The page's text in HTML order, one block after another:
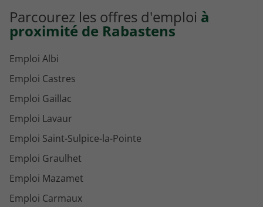
Emploi Maître nageur Rabastens
Parcourez les offres d'emploi à
proximité de Rabastens
Emploi Albi
Emploi Castres
Emploi Gaillac
Emploi Lavaur
Emploi Saint-Sulpice-la-Pointe
Emploi Graulhet
Emploi Mazamet
Emploi Carmaux